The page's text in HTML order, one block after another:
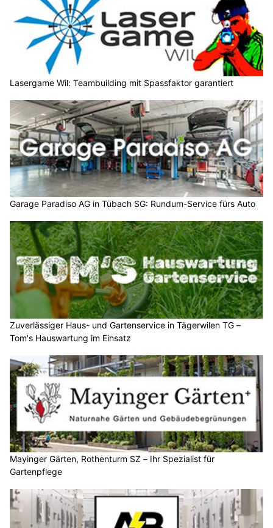
Lasergame Wil: Teambuilding mit Spassfaktor garantiert
Garage Paradiso AG in Tübach SG: Rundum-Service fürs Auto
Zuverlässiger Haus- und Gartenservice in Tägerwilen TG –
Tom's Hauswartung im Einsatz
Mayinger Gärten, Rothenturm SZ – Ihr Spezialist für
Gartenpflege